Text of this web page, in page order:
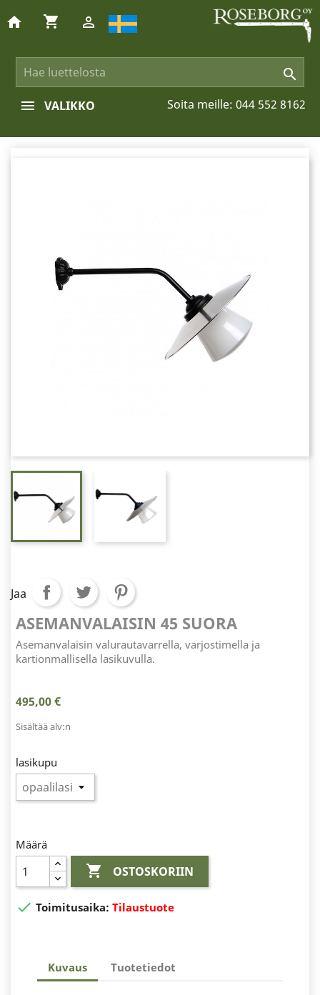

home shopping_cart 
Soita meille: 044 552 8162
VALIKKO
Jaa
ASEMANVALAISIN 45 SUORA
Asemanvalaisin valurautavarrella, varjostimella ja
kartionmallisella lasikuvulla.
495,00 €
Sisältää alv:n
lasikupu
Määrä
 OSTOSKORIIN
 Toimitusaika: Tilaustuote
Kuvaus Tuotetiedot